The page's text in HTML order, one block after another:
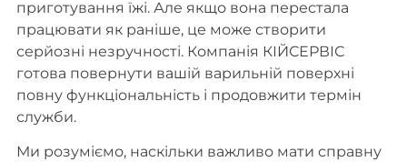
приготування їжі. Але якщо вона перестала
працювати як раніше, це може створити
серйозні незручності. Компанія КІЙСЕРВІС
готова повернути вашій варильній поверхні
повну функціональність і продовжити термін
служби.
Ми розуміємо, наскільки важливо мати справну